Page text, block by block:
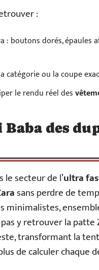
:
boutons dorés, épaules
ou la coupe
le rendu réel des
des
le secteur de l’ultra
sans perdre de
minimalistes,
y retrouver la patte
transformant la
de calculer chaque